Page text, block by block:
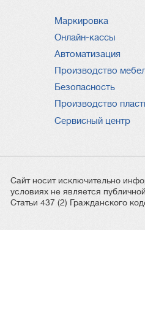
Услуги
Маркировка
Онлайн-кассы
Автоматизация
Производство
Безопасность
Производство
Сервисный центр
Сайт носит исключительно
условиях не является
Статьи 437 (2) Гражданского